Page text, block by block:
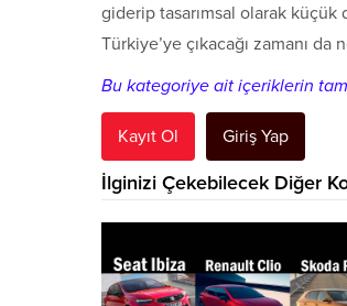
giderip tasarımsal olarak
Türkiye’ye çıkacağı zamanı
Bu kategoriye ait içeriklerin
Kayıt Ol Giriş Yap
İlginizi Çekebilecek Diğer